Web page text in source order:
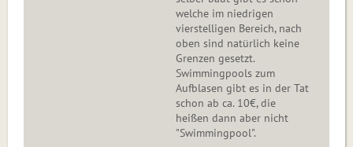
welche im niedrigen
vierstelligen Bereich, nach
oben sind natürlich keine
Grenzen gesetzt.
Swimmingpools zum
Aufblasen gibt es in der Tat
schon ab ca. 10€, die
heißen dann aber nicht
"Swimmingpool".